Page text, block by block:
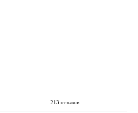
213 отзывов